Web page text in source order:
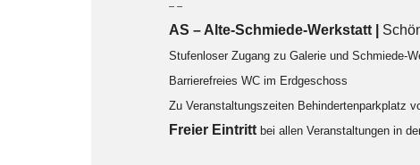
– –
AS – Alte-Schmiede-Werkstatt |
Stufenloser Zugang zu Galerie und Schmiede-
Barrierefreies WC im Erdgeschoss
Zu Veranstaltungszeiten Behindertenparkplatz
Freier Eintritt bei allen Veranstaltungen in